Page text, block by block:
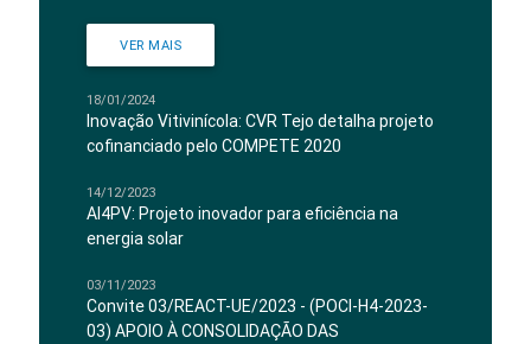
VER MAIS
18/01/2024
Inovação Vitivinícola: CVR Tejo detalha projeto
cofinanciado pelo COMPETE 2020
14/12/2023
AI4PV: Projeto inovador para eficiência na
energia solar
03/11/2023
Convite 03/REACT-UE/2023 - (POCI-H4-2023-
03) APOIO À CONSOLIDAÇÃO DAS